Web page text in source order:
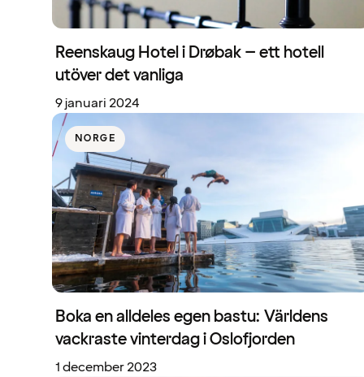
Reenskaug Hotel i Drøbak – ett hotell
utöver det vanliga
9 januari 2024
NORGE
Boka en alldeles egen bastu: Världens
vackraste vinterdag i Oslofjorden
1 december 2023